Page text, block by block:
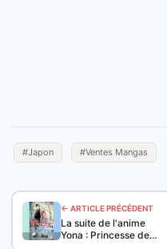
#Japon #Ventes Mangas
← ARTICLE PRÉCÉDENT
La suite de l'anime
Yona : Princesse de…